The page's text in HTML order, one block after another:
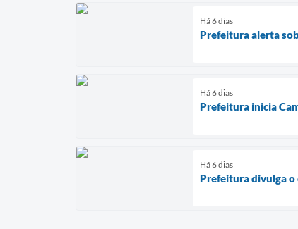
Há 6 dias
Prefeitura alerta
Há 6 dias
Prefeitura inicia
Há 6 dias
Prefeitura divulga o